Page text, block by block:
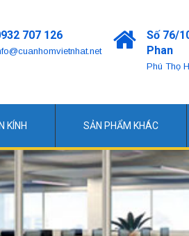
707 126
Số 76/
Phan
Phú Thọ
KÍNH SẢN PHẨM KHÁC